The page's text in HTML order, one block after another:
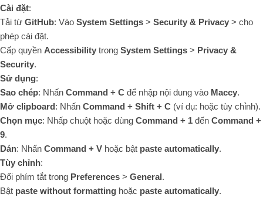
Cài đặt:
Tải từ GitHub: Vào System Settings > Security & Privacy > cho
phép cài đặt.
Cấp quyền Accessibility trong System Settings > Privacy &
Security.
Sử dụng:
Sao chép: Nhấn Command + C để nhập nội dung vào Maccy.
Mở clipboard: Nhấn Command + Shift + C (ví dụ: hoặc tùy chỉnh).
Chọn mục: Nhấp chuột hoặc dùng Command + 1 đến Command +
9.
Dán: Nhấn Command + V hoặc bật paste automatically.
Tùy chỉnh:
Đổi phím tắt trong Preferences > General.
Bật paste without formatting hoặc paste automatically.